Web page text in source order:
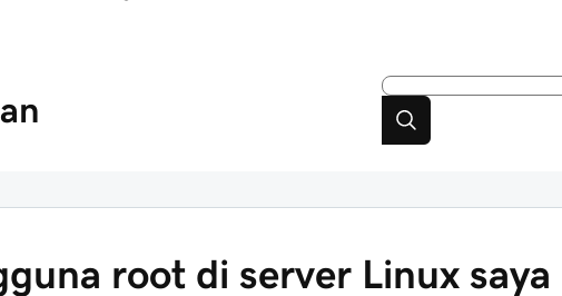
root di server Linux saya